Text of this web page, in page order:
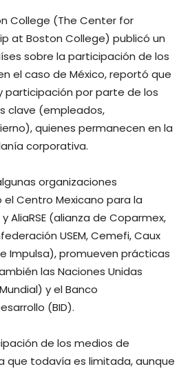
College (The Center for
at Boston College) publicó un
sobre la participación de los
el caso de México, reportó que
participación por parte de los
clave (empleados,
quienes permanecen en la
corporativa.
organizaciones
Centro Mexicano para la
AliaRSE (alianza de Coparmex,
USEM, Cemefi, Caux
Impulsa), promueven prácticas
las Naciones Unidas
y el Banco
(BID).
de los medios de
que todavía es limitada, aunque